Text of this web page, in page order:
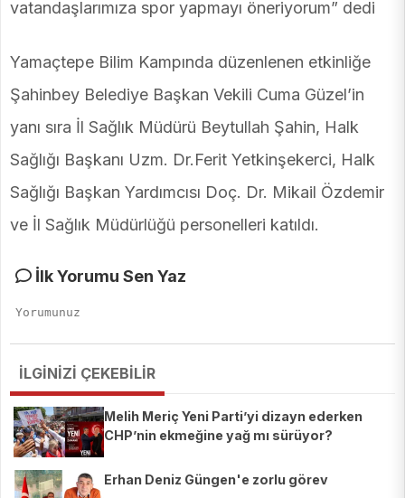
vatandaşlarımıza spor yapmayı öneriyorum” dedi
Yamaçtepe Bilim Kampında düzenlenen etkinliğe
Şahinbey Belediye Başkan Vekili Cuma Güzel’in
yanı sıra İl Sağlık Müdürü Beytullah Şahin, Halk
Sağlığı Başkanı Uzm. Dr.Ferit Yetkinşekerci, Halk
Sağlığı Başkan Yardımcısı Doç. Dr. Mikail Özdemir
ve İl Sağlık Müdürlüğü personelleri katıldı.
İlk Yorumu Sen Yaz
İLGİNİZİ ÇEKEBİLİR
Melih Meriç Yeni Parti’yi dizayn ederken
CHP’nin ekmeğine yağ mı sürüyor?
Erhan Deniz Güngen'e zorlu görev